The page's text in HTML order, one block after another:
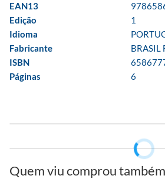
EAN13
Edição
1
Idioma
Fabricante
BRASIL
ISBN
Páginas
6
Quem viu comprou também